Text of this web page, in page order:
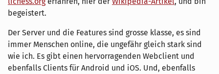
begeistert.
Der Server und die Features sind grosse klasse, es sind
immer Menschen online, die ungefähr gleich stark sind
wie ich. Es gibt einen hervorragenden Webclient und
ebenfalls Clients für Android und iOS. Und, ebenfalls